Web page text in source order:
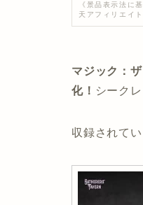
《景品表示法に
天アフィリエイ
マジック：
化！ シーク
収録されて